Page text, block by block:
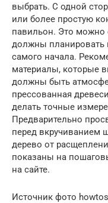
выбрать. С одной
или более простую
павильон. Это можно
должны планировать
самого начала.
материалы, которые
должны быть
прессованная
делать точные
Предварительно
перед вкручиванием
дерево от
показаны на
на сайте.
Источник фото